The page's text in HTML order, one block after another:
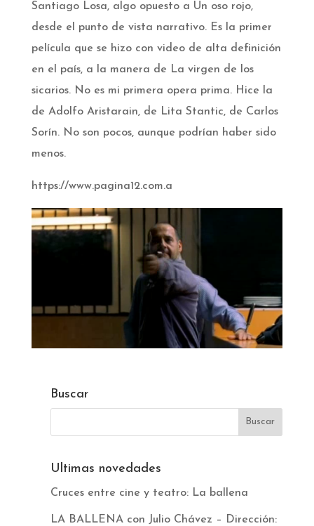
Santiago Losa, algo opuesto a Un oso rojo,
desde el punto de vista narrativo. Es la primer
película que se hizo con video de alta definición
en el país, a la manera de La virgen de los
sicarios. No es mi primera opera prima. Hice la
de Adolfo Aristarain, de Lita Stantic, de Carlos
Sorín. No son pocos, aunque podrían haber sido
menos.
https://www.pagina12.com.a
Buscar
Ultimas novedades
Cruces entre cine y teatro: La ballena
LA BALLENA con Julio Chávez – Dirección: